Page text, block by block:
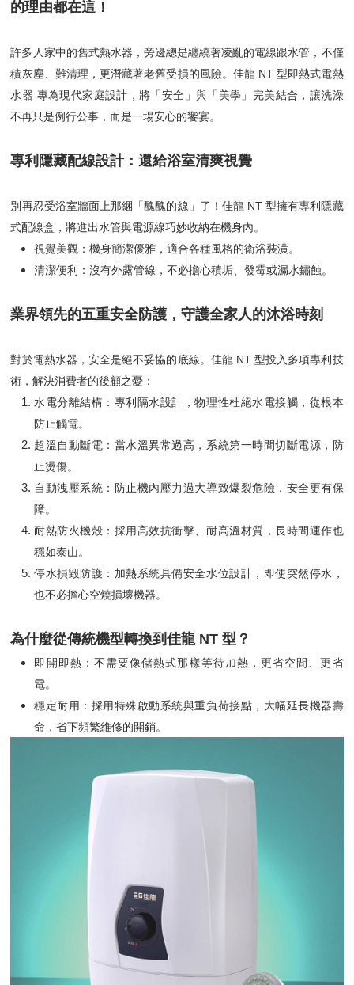
的理由都在這！
許多人家中的舊式熱水器，旁邊總是纏繞著凌亂的電線跟水管，不僅
積灰塵、難清理，更潛藏著老舊受損的風險。佳龍 NT 型即熱式電熱
水器 專為現代家庭設計，將「安全」與「美學」完美結合，讓洗澡
不再只是例行公事，而是一場安心的饗宴。
專利隱藏配線設計：還給浴室清爽視覺
別再忍受浴室牆面上那綑「醜醜的線」了！佳龍 NT 型擁有專利隱藏
式配線盒，將進出水管與電源線巧妙收納在機身內。
視覺美觀：機身簡潔優雅，適合各種風格的衛浴裝潢。
清潔便利：沒有外露管線，不必擔心積垢、發霉或漏水鏽蝕。
業界領先的五重安全防護，守護全家人的沐浴時刻
對於電熱水器，安全是絕不妥協的底線。佳龍 NT 型投入多項專利技
術，解決消費者的後顧之憂：
水電分離結構：專利隔水設計，物理性杜絕水電接觸，從根本
防止觸電。
超溫自動斷電：當水溫異常過高，系統第一時間切斷電源，防
止燙傷。
自動洩壓系統：防止機內壓力過大導致爆裂危險，安全更有保
障。
耐熱防火機殼：採用高效抗衝擊、耐高溫材質，長時間運作也
穩如泰山。
停水損毀防護：加熱系統具備安全水位設計，即使突然停水，
也不必擔心空燒損壞機器。
為什麼從傳統機型轉換到佳龍 NT 型？
即開即熱：不需要像儲熱式那樣等待加熱，更省空間、更省
電。
穩定耐用：採用特殊啟動系統與重負荷接點，大幅延長機器壽
命，省下頻繁維修的開銷。